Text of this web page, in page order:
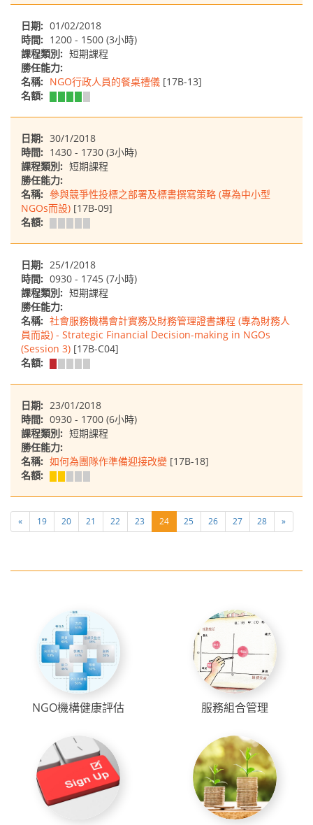
日期: 01/02/2018
時間: 1200 - 1500 (3小時)
課程類別: 短期課程
勝任能力:
名稱: NGO行政人員的餐桌禮儀 [17B-13]
名額:
日期: 30/1/2018
時間: 1430 - 1730 (3小時)
課程類別: 短期課程
勝任能力:
名稱: 參與競爭性投標之部署及標書撰寫策略 (專為中小型
NGOs而設) [17B-09]
名額:
日期: 25/1/2018
時間: 0930 - 1745 (7小時)
課程類別: 短期課程
勝任能力:
名稱: 社會服務機構會計實務及財務管理證書課程 (專為財務人
員而設) - Strategic Financial Decision-making in NGOs
(Session 3) [17B-C04]
名額:
日期: 23/01/2018
時間: 0930 - 1700 (6小時)
課程類別: 短期課程
勝任能力:
名稱: 如何為團隊作準備迎接改變 [17B-18]
名額:
« 19 20 21 22 23 24 25 26 27 28 »
NGO機構健康評估 服務組合管理